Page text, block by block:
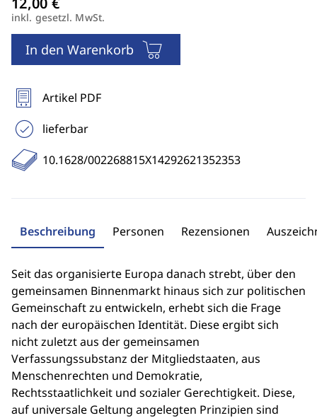
inkl. gesetzl. MwSt.
In den Warenkorb
Artikel PDF
lieferbar
10.1628/002268815X14292621352353
Beschreibung Personen Rezensionen
Seit das organisierte Europa danach strebt, über den
gemeinsamen Binnenmarkt hinaus sich zur politischen
Gemeinschaft zu entwickeln, erhebt sich die Frage
nach der europäischen Identität. Diese ergibt sich
nicht zuletzt aus der gemeinsamen
Verfassungssubstanz der Mitgliedstaaten, aus
Menschenrechten und Demokratie,
Rechtsstaatlichkeit und sozialer Gerechtigkeit. Diese,
auf universale Geltung angelegten Prinzipien sind